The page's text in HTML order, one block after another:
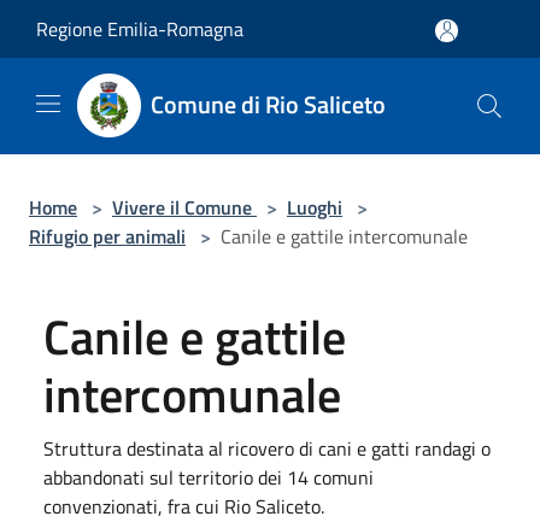
Regione Emilia-Romagna
Comune di Rio Saliceto
Home > Vivere il Comune > Luoghi >
Rifugio per animali > Canile e gattile intercomunale
Canile e gattile
intercomunale
Struttura destinata al ricovero di cani e gatti randagi o
abbandonati sul territorio dei 14 comuni
convenzionati, fra cui Rio Saliceto.